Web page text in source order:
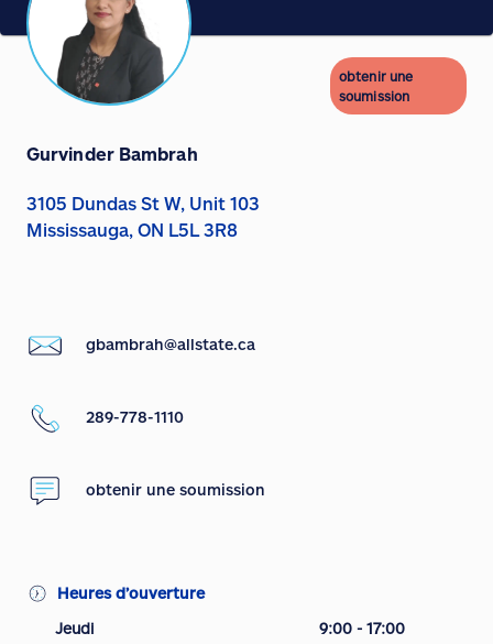
obtenir une
soumission
Gurvinder Bambrah
3105 Dundas St W, Unit 103
Mississauga, ON L5L 3R8
gbambrah@allstate.ca
289-778-1110
obtenir une soumission
Heures d’ouverture
Jeudi
9:00 - 17:00